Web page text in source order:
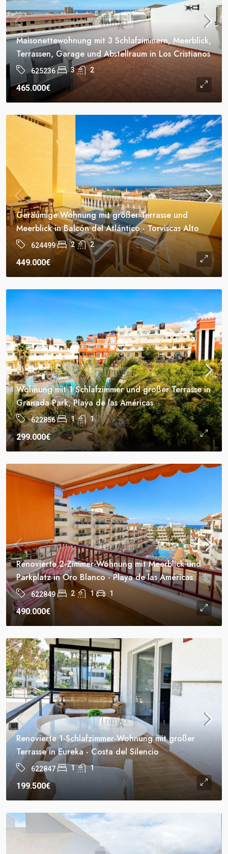
Maisonettewohnung mit 3 Schlafzimmern, Meerblick,
Terrassen, Garage und Abstellraum in Los Cristianos
625236 3 2
465.000€
Geräumige Wohnung mit großer Terrasse und
Meerblick in Balcón del Atlántico - Torviscas Alto
624499 2 2
449.000€
Wohnung mit 1 Schlafzimmer und großer Terrasse in
Granada Park, Playa de las Américas
622856 1 1
299.000€
Renovierte 2-Zimmer-Wohnung mit Meerblick und
Parkplatz in Oro Blanco - Playa de las Américas
622849 2 1 1
490.000€
Renovierte 1-Schlafzimmer-Wohnung mit großer
Terrasse in Eureka - Costa del Silencio
622847 1 1
199.500€